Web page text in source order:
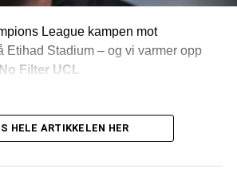
League kampen mot
Etihad Stadium – og vi varmer opp
No Filter UCL
HELE ARTIKKELEN HER